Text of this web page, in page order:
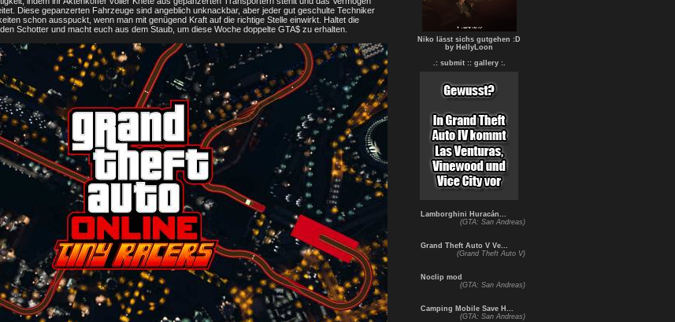
Diese gepanzerten Fahrzeuge sind angeblich unknackbar, aber jeder gut geschulte Techniker
schon ausspuckt, wenn man mit genügend Kraft auf die richtige Stelle einwirkt. Haltet die
Schotter und macht euch aus dem Staub, um diese Woche doppelte GTA$ zu erhalten.
Niko lässt sichs gutgehen :D
by HellyLoon
.: submit : : gallery :.
Lamborghini Huracán...
(GTA: San Andreas)
Grand Theft Auto V Ve...
(Grand Theft Auto V)
Noclip mod
(GTA: San Andreas)
Camping Mobile Save H...
(GTA: San Andreas)